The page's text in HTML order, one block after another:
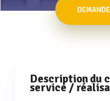
Description du
service /